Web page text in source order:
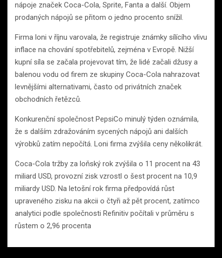
nápoje značek Coca-Cola, Sprite, Fanta a další. Objem
prodaných nápojů se přitom o jedno procento snížil.
Firma loni v říjnu varovala, že registruje známky sílícího vlivu
inflace na chování spotřebitelů, zejména v Evropě. Nižší
kupní síla se začala projevovat tím, že lidé začali džusy a
balenou vodu od firem ze skupiny Coca-Cola nahrazovat
levnějšími alternativami, často od privátních značek
obchodních řetězců.
Konkurenční společnost PepsiCo minulý týden oznámila,
že s dalším zdražováním sycených nápojů ani dalších
výrobků zatím nepočítá. Loni firma zvýšila ceny několikrát.
Coca-Cola tržby za loňský rok zvýšila o 11 procent na 43
miliard USD, provozní zisk vzrostl o šest procent na 10,9
miliardy USD. Na letošní rok firma předpovídá růst
upraveného zisku na akcii o čtyři až pět procent, zatímco
analytici podle společnosti Refinitiv počítali v průměru s
růstem o 2,96 procenta